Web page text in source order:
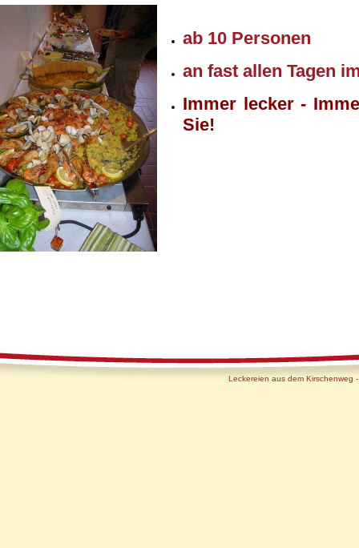
ab 10 Personen
an fast allen Tagen
Immer lecker -
Sie!
Leckereien aus dem Kirschenweg